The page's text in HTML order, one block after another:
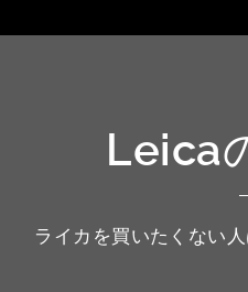
Leica
ライカを買いたくない